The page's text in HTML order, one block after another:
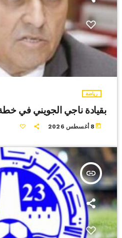
رياضة
بقيادة ناجي الجويني في
today 8 أغسطس 2026
insert_link